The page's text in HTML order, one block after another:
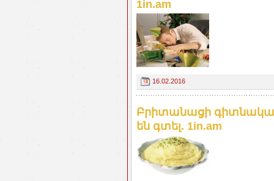
1in.am
16.02.2016
Բրիտանացի
են գտել. 1in.am